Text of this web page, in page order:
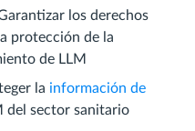
los derechos
protección de la
de LLM
la información de
del sector sanitario